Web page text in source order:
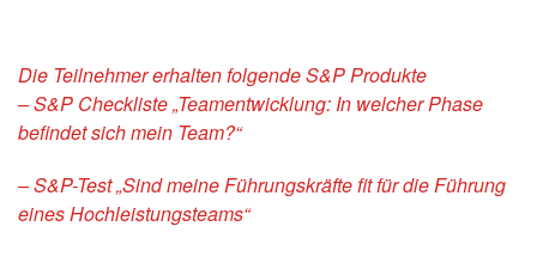
Die Teilnehmer erhalten folgende S&P Produkte
– S&P Checkliste „Teamentwicklung: In welcher Phase
befindet sich mein Team?“
– S&P-Test „Sind meine Führungskräfte fit für die Führung
eines Hochleistungsteams“